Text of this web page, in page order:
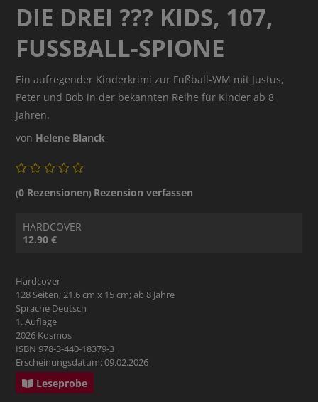
DIE DREI ??? KIDS, 107,
FUSSBALL-SPIONE
Ein aufregender Kinderkrimi zur Fußball-WM mit Justus,
Peter und Bob in der bekannten Reihe für Kinder ab 8
Jahren.
von Helene Blanck
(0 Rezensionen) Rezension verfassen
HARDCOVER
12.90 €
Hardcover
128 Seiten; 21.6 cm x 15 cm; ab 8 Jahre
Sprache Deutsch
1. Auflage
2026 Kosmos
ISBN 978-3-440-18379-3
Erscheinungsdatum: 09.02.2026
Leseprobe